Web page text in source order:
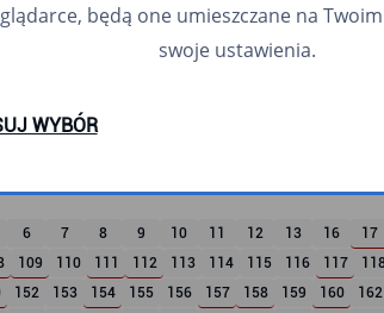
6 7 8 9 10 11 12 13 16 17
109 110 111 112 113 114 115 116 117
152 153 154 155 156 157 158 159 160 162
będą one umieszczane na
swoje ustawienia.
WYBÓR